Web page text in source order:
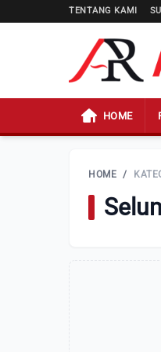
TENTANG KAMI
HOME
HOME /